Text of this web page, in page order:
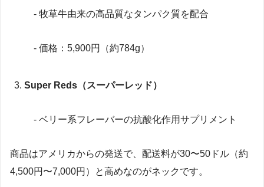
- 牧草牛由来の高品質なタンパク質を配合
- 価格：5,900円（約784g）
Super Reds（スーパーレッド）
- ベリー系フレーバーの抗酸化作用サプリメント
商品はアメリカからの発送で、配送料が30〜50ドル（約
4,500円〜7,000円）と高めなのがネックです。